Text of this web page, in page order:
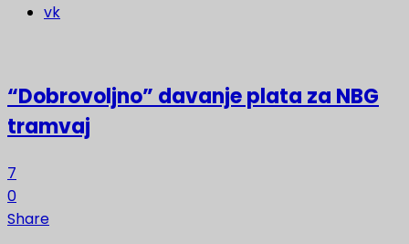
vk
“Dobrovoljno” davanje plata za NBG
tramvaj
7
0
Share